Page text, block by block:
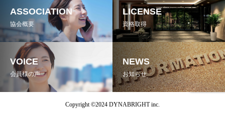
ASSOCIATION
協会概要
LICENSE
資格取得
VOICE
会員様の声
NEWS
お知らせ
Copyright ©2024 DYNABRIGHT inc.